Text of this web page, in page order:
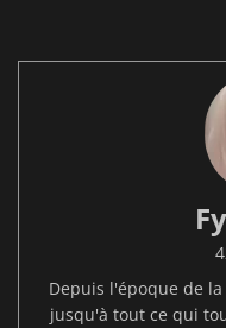
Depuis l'époque de
jusqu'à tout ce qui